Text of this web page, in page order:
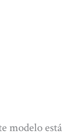
modelo está